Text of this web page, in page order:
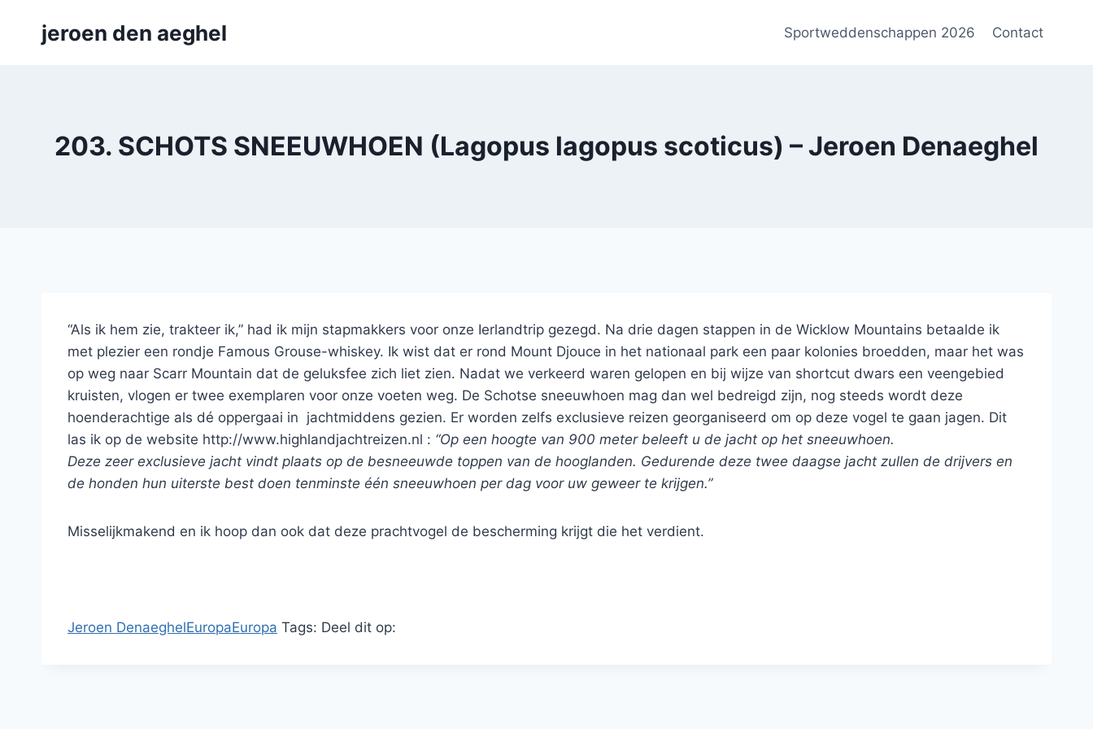
jeroen den aeghel Sportweddenschappen 2026 Contact
203. SCHOTS SNEEUWHOEN (Lagopus lagopus scoticus) – Jeroen Denaeghel
“Als ik hem zie, trakteer ik,” had ik mijn stapmakkers voor onze Ierlandtrip gezegd. Na drie dagen stappen in de Wicklow Mountains betaalde ik
met plezier een rondje Famous Grouse-whiskey. Ik wist dat er rond Mount Djouce in het nationaal park een paar kolonies broedden, maar het was
op weg naar Scarr Mountain dat de geluksfee zich liet zien. Nadat we verkeerd waren gelopen en bij wijze van shortcut dwars een veengebied
kruisten, vlogen er twee exemplaren voor onze voeten weg. De Schotse sneeuwhoen mag dan wel bedreigd zijn, nog steeds wordt deze
hoenderachtige als dé oppergaai in jachtmiddens gezien. Er worden zelfs exclusieve reizen georganiseerd om op deze vogel te gaan jagen. Dit
las ik op de website http://www.highlandjachtreizen.nl : “Op een hoogte van 900 meter beleeft u de jacht op het sneeuwhoen.
Deze zeer exclusieve jacht vindt plaats op de besneeuwde toppen van de hooglanden. Gedurende deze twee daagse jacht zullen de drijvers en
de honden hun uiterste best doen tenminste één sneeuwhoen per dag voor uw geweer te krijgen.”
Misselijkmakend en ik hoop dan ook dat deze prachtvogel de bescherming krijgt die het verdient.
Jeroen DenaeghelEuropaEuropa Tags: Deel dit op: